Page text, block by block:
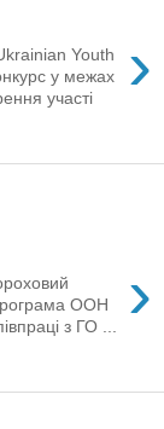
›
Youth
у межах
участі
›
ООН
з ГО ...